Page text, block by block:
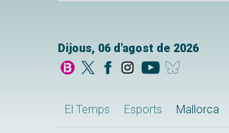
Dijous, 06 d'agost de 2026
El Temps Esports Mallorca